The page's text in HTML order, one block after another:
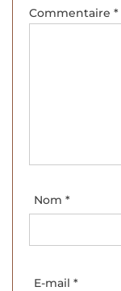
Commentaire *
Nom *
E-mail *